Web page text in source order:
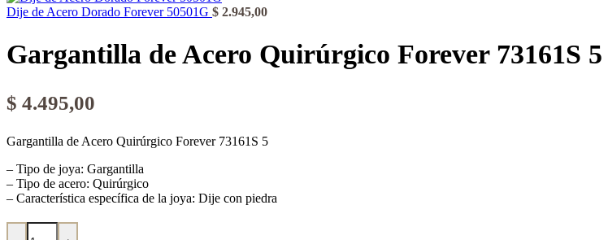
Dije de Acero Dorado Forever 50501G $ 2.945,00
Gargantilla de Acero Quirúrgico Forever 73161S 5
$ 4.495,00
Gargantilla de Acero Quirúrgico Forever 73161S 5
– Tipo de joya: Gargantilla
– Tipo de acero: Quirúrgico
– Característica específica de la joya: Dije con piedra
Gargantilla de Acero Quirúrgico Forever 73161S 5 cantidad